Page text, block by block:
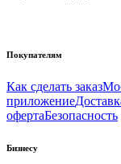
Покупателям
Как сделать заказ
приложение
офертаБезопасность
Бизнесу